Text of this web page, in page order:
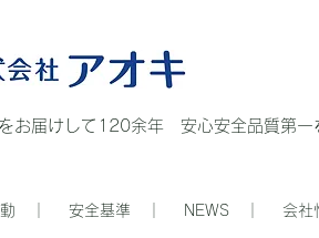
お届けして120余年 安心安全品質第一
｜ 安全基準 ｜ NEWS ｜ 会